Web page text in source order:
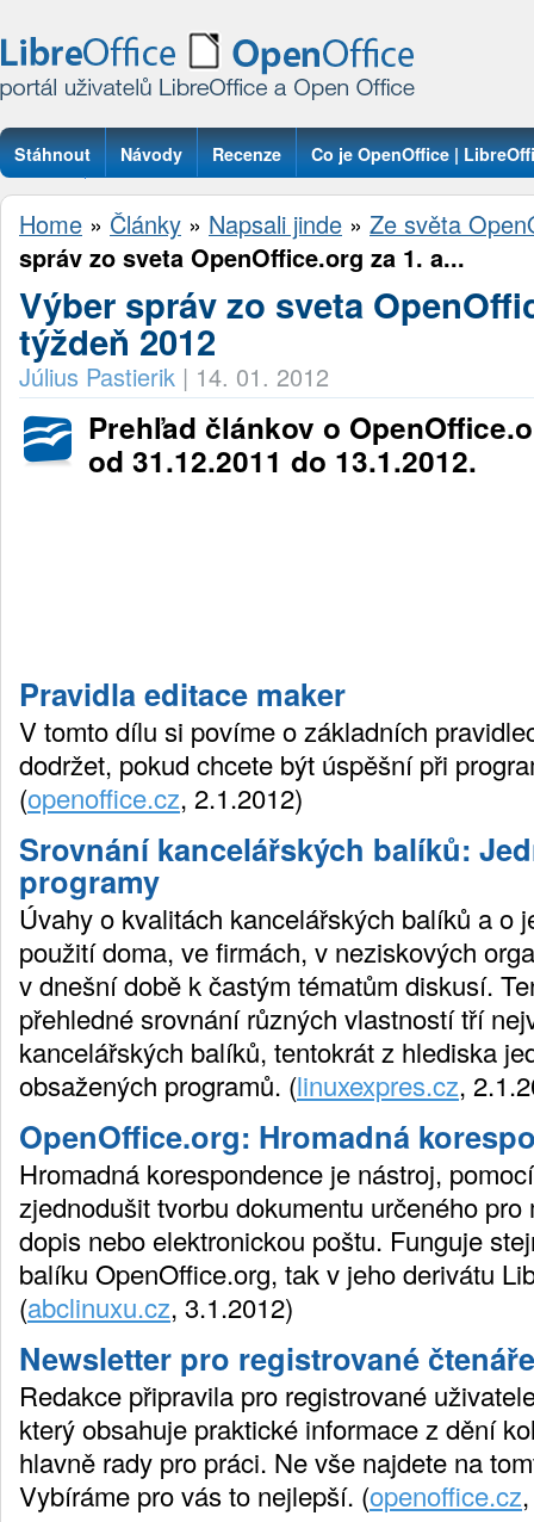
Stáhnout Návody Recenze Co je OpenOffice |
Otázky
Home » Články » Napsali jinde » Ze světa
správ zo sveta OpenOffice.org za 1. a...
Výber správ zo sveta
týždeň 2012
Július Pastierik | 14. 01. 2012
Prehľad článkov o
od 31.12.2011 do 13.1.2012.
Pravidla editace maker
V tomto dílu si povíme o základních
dodržet, pokud chcete být úspěšní při
(openoffice.cz, 2.1.2012)
Srovnání kancelářských balíků:
programy
Úvahy o kvalitách kancelářských balíků a o
použití doma, ve firmách, v neziskových
v dnešní době k častým tématům diskusí.
přehledné srovnání různých vlastností tří
kancelářských balíků, tentokrát z hlediska
obsažených programů. (linuxexpres.cz,
OpenOffice.org: Hromadná
Hromadná korespondence je nástroj,
zjednodušit tvorbu dokumentu určeného
dopis nebo elektronickou poštu. Funguje
balíku OpenOffice.org, tak v jeho derivátu
(abclinuxu.cz, 3.1.2012)
Newsletter pro registrované čtenáře
Redakce připravila pro registrované
který obsahuje praktické informace z dění
hlavně rady pro práci. Ne vše najdete na
Vybíráme pro vás to nejlepší. (openoffice.cz